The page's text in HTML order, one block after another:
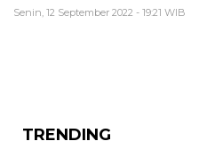
Senin, 12 September 2022 - 19:21 WIB
TRENDING